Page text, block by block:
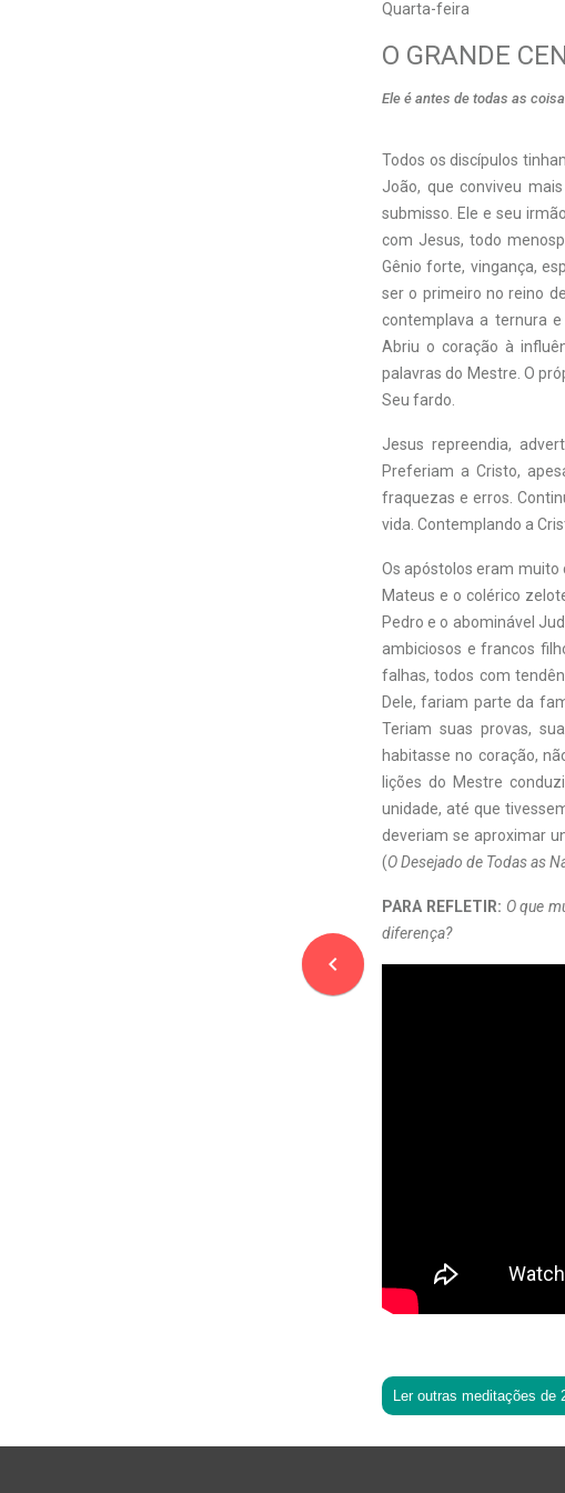
Quarta-feira
navigate_before
O GRANDE
Ele é antes de todas as
Todos os discípulos
João, que conviveu
submisso. Ele e seu
com Jesus, todo
Gênio forte, vingança,
ser o primeiro no reino
contemplava a ternura
Abriu o coração à
palavras do Mestre. O
Seu fardo.
Jesus repreendia,
Preferiam a Cristo,
fraquezas e erros.
vida. Contemplando a
Os apóstolos eram muito
Mateus e o colérico
Pedro e o abominável
ambiciosos e francos
falhas, todos com
Dele, fariam parte da
Teriam suas provas,
habitasse no coração,
lições do Mestre
unidade, até que
deveriam se aproximar
(O Desejado de Todas as
PARA REFLETIR: O que
diferença?
Ler outras meditações de